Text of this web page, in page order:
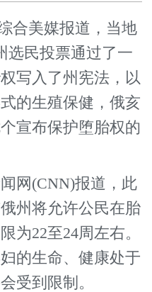
美媒报道，当地
选民投票通过了一
写入了州宪法，以
的生殖保健，俄亥
宣布保护堕胎权的
(CNN)报道，此
州将允许公民在胎
为22至24周左右。
的生命、健康处于
受到限制。